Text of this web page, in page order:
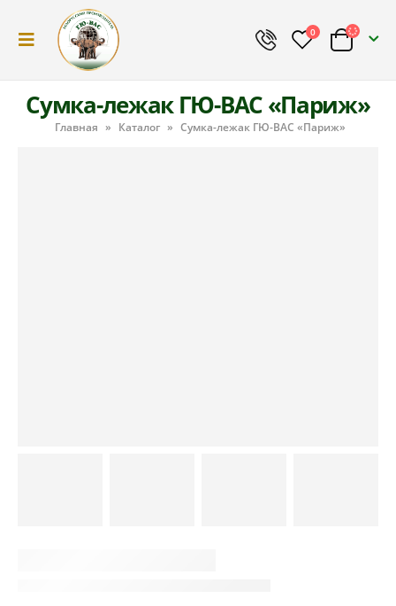
0
Сумка-лежак ГЮ-ВАС «Париж»
Главная » Каталог » Сумка-лежак ГЮ-ВАС «Париж»